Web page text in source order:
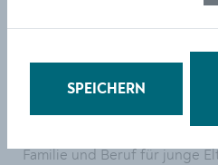
(70.000 Euro) findet im
ihren Abschluss. Ein
Depot des museumkrems.
für die kommenden drei
vorgesehen.
Familie und Beruf für junge
SPEICHERN